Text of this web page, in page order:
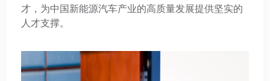
才，为中国新能源汽车产业的高质量发展提供坚实的
人才支撑。